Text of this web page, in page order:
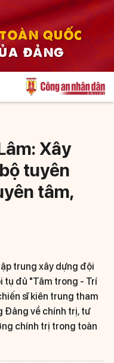
QUỐC
ĐẢNG
Xây
tuyên
tâm,
trung xây dựng đội
tụ đủ "Tâm trong - Trí
sĩ kiên trung tham
Đảng về chính trị, tư
chính trị trong toàn